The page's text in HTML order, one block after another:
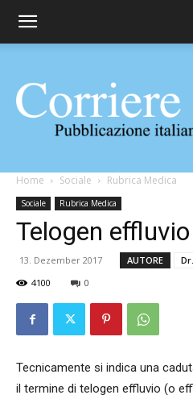
Home Sociale Rubrica Medica
Sociale Rubrica Medica
Telogen effluvio
13. Dezember 2017 AUTORE
4100
0
Tecnicamente si indica una
il termine di telogen effluvio (o